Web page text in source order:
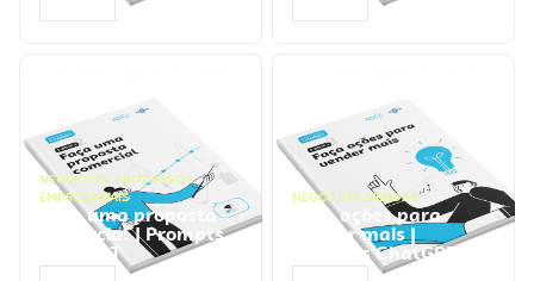
NEGÓCIOS, PROCESSOS
EMPRESARIAIS
Faça uma proposta
comercial | Prompts
ChatGPT
NEGÓCIOS, VENDAS
Faça ações para
vender mais |
Prompts ChatGPT